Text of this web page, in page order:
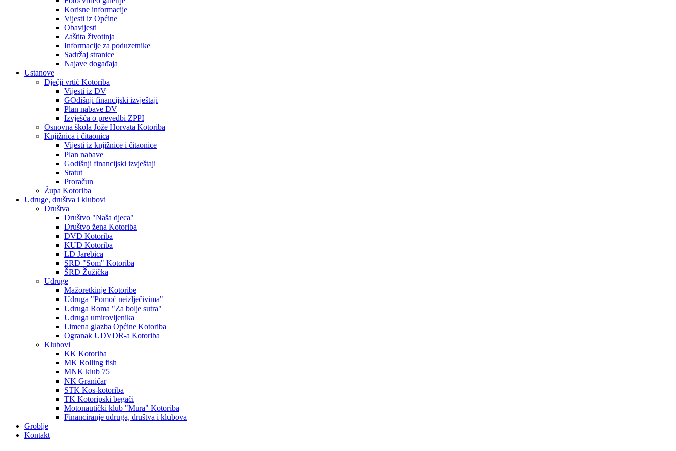
Korisne informacije
Vijesti iz Općine
Obavijesti
Zaštita životinja
Informacije za poduzetnike
Sadržaj stranice
Najave događaja
Ustanove
Dječji vrtić Kotoriba
Vijesti iz DV
GOdišnji financijski izvještaji
Plan nabave DV
Izvješća o prevedbi ZPPI
Osnovna škola Jože Horvata Kotoriba
Knjižnica i čitaonica
Vijesti iz knjižnice i čitaonice
Plan nabave
Godišnji financijski izvještaji
Statut
Proračun
Župa Kotoriba
Udruge, društva i klubovi
Društva
Društvo "Naša djeca"
Društvo žena Kotoriba
DVD Kotoriba
KUD Kotoriba
LD Jarebica
SRD "Som" Kotoriba
ŠRD Žužička
Udruge
Mažoretkinje Kotoribe
Udruga "Pomoć neizlječivima"
Udruga Roma "Za bolje sutra"
Udruga umirovljenika
Limena glazba Općine Kotoriba
Ogranak UDVDR-a Kotoriba
Klubovi
KK Kotoriba
MK Rolling fish
MNK klub 75
NK Graničar
STK Kos-kotoriba
TK Kotoripski begači
Motonautički klub "Mura" Kotoriba
Financiranje udruga, društva i klubova
Groblje
Kontakt